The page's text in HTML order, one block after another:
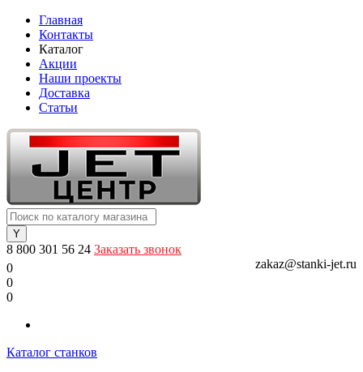
Главная
Контакты
Каталог
Акции
Наши проекты
Доставка
Статьи
8 800 301 56 24 Заказать звонок
zakaz@stanki-jet.ru
0
0
0
Каталог станков